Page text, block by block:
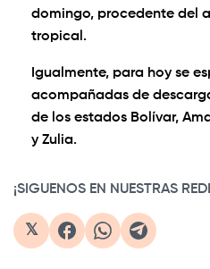
domingo, procedente del
tropical.
Igualmente, para hoy se
acompañadas de
de los estados Bolívar,
y Zulia.
¡SIGUENOS EN NUESTRAS
𝕏